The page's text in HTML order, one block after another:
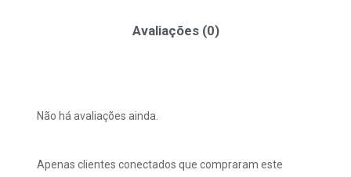
Avaliações (0)
Não há avaliações ainda.
Apenas clientes conectados que compraram este